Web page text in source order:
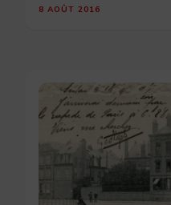
8 AOÛT 2016